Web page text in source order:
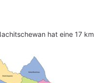
hat eine 17 km